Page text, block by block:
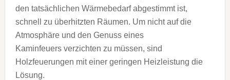
den tatsächlichen Wärmebedarf abgestimmt ist,
schnell zu überhitzten Räumen. Um nicht auf die
Atmosphäre und den Genuss eines
Kaminfeuers verzichten zu müssen, sind
Holzfeuerungen mit einer geringen Heizleistung die
Lösung.